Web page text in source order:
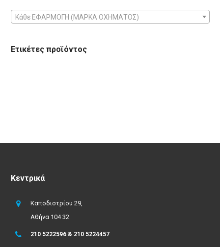
Κάθε ΕΦΑΡΜΟΓΗ (ΜΑΡΚΑ ΟΧΗΜΑΤΟΣ)
Ετικέτες προϊόντος
Κεντρικά
Καποδιστρίου 29,
Αθήνα 104 32
210 5222596 & 210 5224457